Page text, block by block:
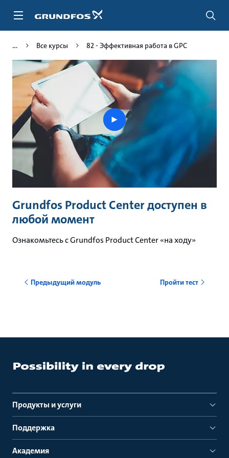
Все курсы 82 - Эффективная работа в GPC
Play
video
Grundfos Product Center доступен в
любой момент
Ознакомьтесь с Grundfos Product Center «на ходу»
Предыдущий модуль Пройти тест
Продукты и услуги
Поддержка
Академия